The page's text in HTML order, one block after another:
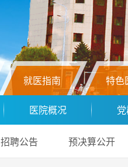
就医指南 特色
医院概况
招聘公告 预决算公开